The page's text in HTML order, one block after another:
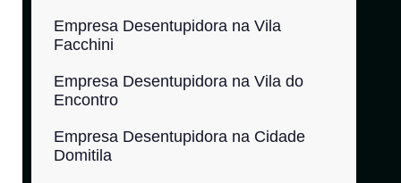
Empresa Desentupidora na Vila
Facchini
Empresa Desentupidora na Vila do
Encontro
Empresa Desentupidora na Cidade
Domitila